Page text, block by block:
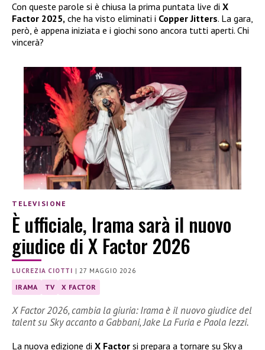
Con queste parole si è chiusa la prima puntata live di X
Factor 2025, che ha visto eliminati i Copper Jitters. La gara,
però, è appena iniziata e i giochi sono ancora tutti aperti. Chi
vincerà?
TELEVISIONE
È ufficiale, Irama sarà il nuovo
giudice di X Factor 2026
LUCREZIA CIOTTI | 27 MAGGIO 2026
IRAMA TV X FACTOR
X Factor 2026, cambia la giuria: Irama è il nuovo giudice del
talent su Sky accanto a Gabbani, Jake La Furia e Paola Iezzi.
La nuova edizione di X Factor si prepara a tornare su Sky a